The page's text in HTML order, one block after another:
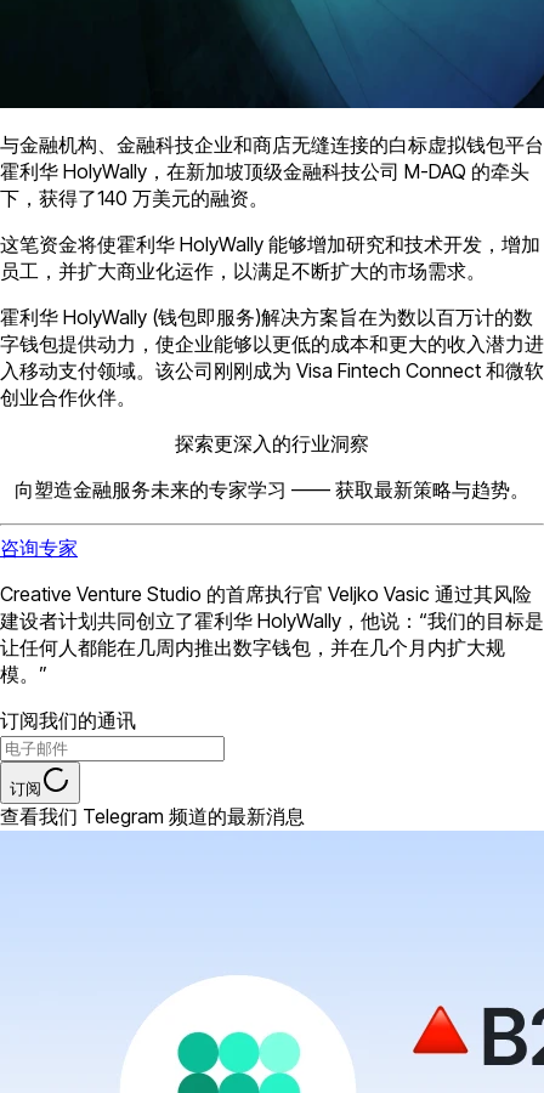
与金融机构、金融科技企业和商店无缝连接的白标虚拟钱包平台
霍利华 HolyWally，在新加坡顶级金融科技公司 M-DAQ 的牵头
下，获得了140 万美元的融资。
这笔资金将使霍利华 HolyWally 能够增加研究和技术开发，增加
员工，并扩大商业化运作，以满足不断扩大的市场需求。
霍利华 HolyWally (钱包即服务)解决方案旨在为数以百万计的数
字钱包提供动力，使企业能够以更低的成本和更大的收入潜力进
入移动支付领域。该公司刚刚成为 Visa Fintech Connect 和微软
创业合作伙伴。
探索更深入的行业洞察
向塑造金融服务未来的专家学习 —— 获取最新策略与趋势。
咨询专家
Creative Venture Studio 的首席执行官 Veljko Vasic 通过其风险
建设者计划共同创立了霍利华 HolyWally，他说：“我们的目标是
让任何人都能在几周内推出数字钱包，并在几个月内扩大规
模。”
订阅我们的通讯
订阅
查看我们 Telegram 频道的最新消息